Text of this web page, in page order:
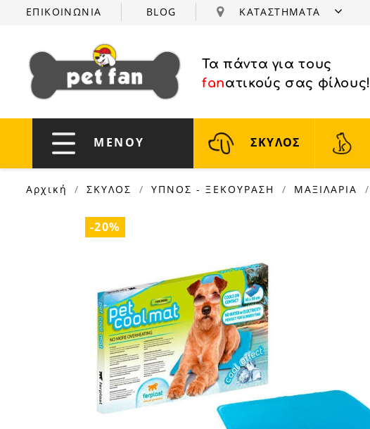
ΕΠΙΚΟΙΝΩΝΙΑ BLOG ΚΑΤΑΣΤΗΜΑΤΑ
Τα πάντα για τους
fanατικούς σας φίλους!
ΜΕΝΟΥ ΣΚΥΛΟΣ
Αρχική ΣΚΥΛΟΣ ΥΠΝΟΣ - ΞΕΚΟΥΡΑΣΗ ΜΑΞΙΛΑΡΙΑ
-20%